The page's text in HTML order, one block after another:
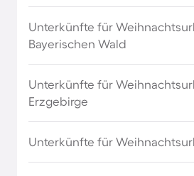
Unterkünfte für Weihnachten
Unterkünfte für Weihnachten
Unterkünfte für
Bayerischen Wald
Unterkünfte für
Erzgebirge
Unterkünfte für